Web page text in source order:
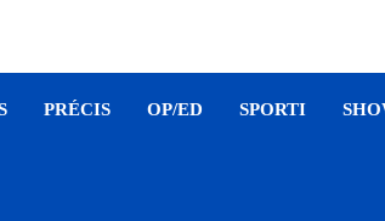
PRÉCIS OP/ED SPORTI